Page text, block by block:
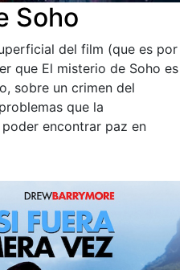
Soho
del film (que es por
que El misterio de Soho es
sobre un crimen del
que la
encontrar paz en